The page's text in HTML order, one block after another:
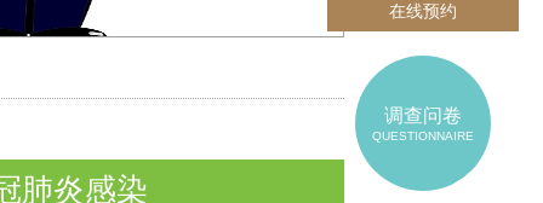
在线预约
调查问卷
QUESTIONNAIRE
肺炎感染